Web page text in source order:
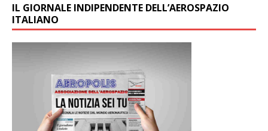
IL GIORNALE INDIPENDENTE DELL’AEROSPAZIO
ITALIANO